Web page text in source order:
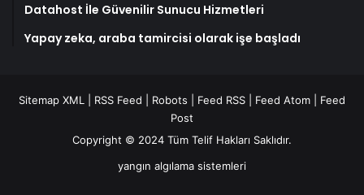
Datahost İle Güvenilir Sunucu Hizmetleri
Yapay zeka, araba tamircisi olarak işe başladı
Sitemap XML RSS Feed Robots Feed RSS Feed Atom
Feed
Post
Copyright © 2024 Tüm Telif Hakları Saklıdır.
yangın algılama sistemleri